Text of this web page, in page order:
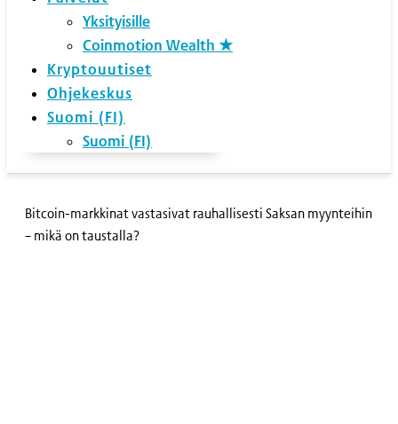
Yksityisille
Coinmotion Wealth ★
Kryptouutiset
Ohjekeskus
Suomi (FI)
Suomi (FI)
Bitcoin-markkinat vastasivat rauhallisesti Saksan myynteihin
– mikä on taustalla?